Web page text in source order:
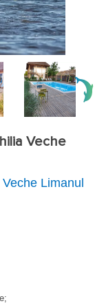
Veche
Limanul